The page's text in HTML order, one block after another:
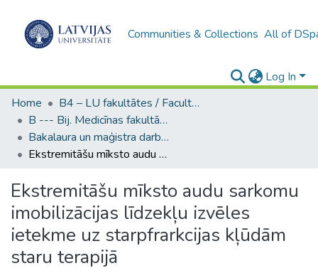
Communities & Collections All of
Log In
Home
B4 – LU fakultātes / Faculties of the UL
B --- Bij. Medicīnas fakultātes studentu noslēguma darbi / Faculty of Medicine - Graduate works
Bakalaura un maģistra darbi (MF) / Bachelor's and Master's theses
Ekstremitāšu mīksto audu sarkomu imobilizācijas līdzekļu izvēles ietekme uz starpfrarkcijas kļūdām staru terapijā
Ekstremitāšu mīksto audu sarkomu
imobilizācijas līdzekļu izvēles
ietekme uz starpfrarkcijas kļūdām
staru terapijā